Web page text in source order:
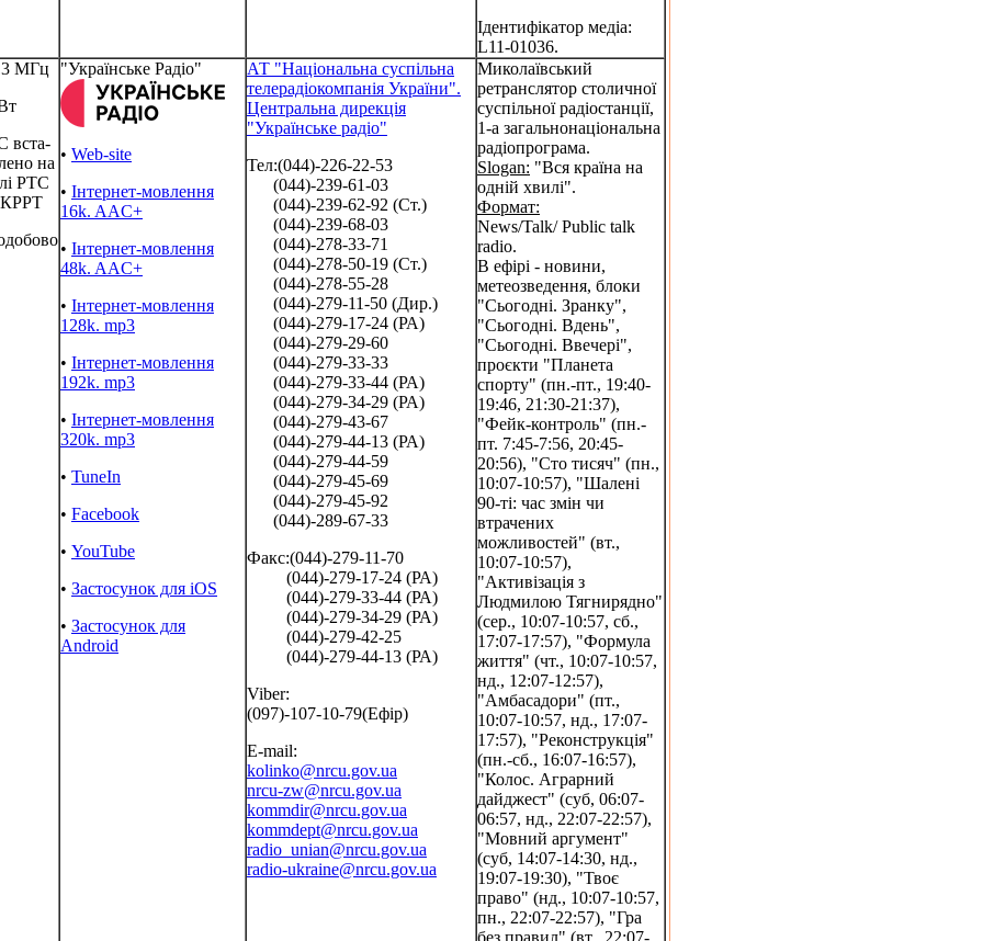
Ідентифікатор медіа:
L11-01036.
МГц
вста-
на
РТС
"Українське Радіо"
• Web-site
• Інтернет-мовлення
16k. AAC+
• Інтернет-мовлення
48k. AAC+
• Інтернет-мовлення
128k. mp3
• Інтернет-мовлення
192k. mp3
• Інтернет-мовлення
320k. mp3
• TuneIn
• Facebook
• YouTube
• Застосунок для iOS
• Застосунок для
Android
АТ "Національна суспільна
телерадіокомпанія України".
Центральна дирекція
"Українське радіо"
Тел:(044)-226-22-53
(044)-239-61-03
(044)-239-62-92 (Ст.)
(044)-239-68-03
(044)-278-33-71
(044)-278-50-19 (Ст.)
(044)-278-55-28
(044)-279-11-50 (Дир.)
(044)-279-17-24 (РА)
(044)-279-29-60
(044)-279-33-33
(044)-279-33-44 (РА)
(044)-279-34-29 (РА)
(044)-279-43-67
(044)-279-44-13 (РА)
(044)-279-44-59
(044)-279-45-69
(044)-279-45-92
(044)-289-67-33
Факс:(044)-279-11-70
(044)-279-17-24 (РА)
(044)-279-33-44 (РА)
(044)-279-34-29 (РА)
(044)-279-42-25
(044)-279-44-13 (РА)
Viber:
(097)-107-10-79(Ефір)
E-mail:
kolinko@nrcu.gov.ua
nrcu-zw@nrcu.gov.ua
kommdir@nrcu.gov.ua
kommdept@nrcu.gov.ua
radio_unian@nrcu.gov.ua
radio-ukraine@nrcu.gov.ua
Миколаївський
ретранслятор столичної
суспільної радіостанції,
1-а загальнонаціональна
радіопрограма.
Slogan: "Вся країна на
одній хвилі".
Формат:
News/Talk/ Public talk
radio.
В ефірі - новини,
метеозведення, блоки
"Сьогодні. Зранку",
"Сьогодні. Вдень",
"Сьогодні. Ввечері",
проєкти "Планета
спорту" (пн.-пт., 19:40-
19:46, 21:30-21:37),
"Фейк-контроль" (пн.-
пт. 7:45-7:56, 20:45-
20:56), "Сто тисяч" (пн.,
10:07-10:57), "Шалені
90-ті: час змін чи
втрачених
можливостей" (вт.,
10:07-10:57),
"Активізація з
Людмилою Тягнирядно"
(сер., 10:07-10:57, сб.,
17:07-17:57), "Формула
життя" (чт., 10:07-10:57,
нд., 12:07-12:57),
"Амбасадори" (пт.,
10:07-10:57, нд., 17:07-
17:57), "Реконструкція"
(пн.-сб., 16:07-16:57),
"Колос. Аграрний
дайджест" (суб, 06:07-
06:57, нд., 22:07-22:57),
"Мовний аргумент"
(суб, 14:07-14:30, нд.,
19:07-19:30), "Твоє
право" (нд., 10:07-10:57,
пн., 22:07-22:57), "Гра
без правил" (вт., 22:07-